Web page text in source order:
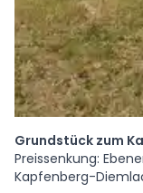
Grundstück zum
Preissenkung:
Kapfenberg-